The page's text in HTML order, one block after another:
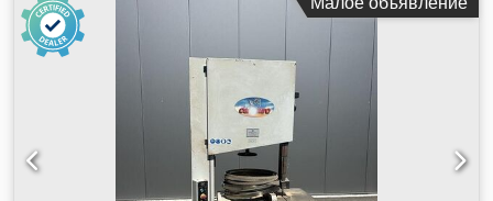
высота пропила: ок. 350 мм